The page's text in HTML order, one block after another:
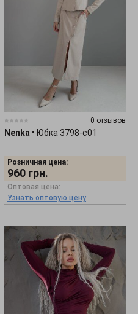
0 отзывов
Nenka • Юбка 3798-c01
Розничная цена:
960 грн.
Оптовая цена:
Узнать оптовую цену